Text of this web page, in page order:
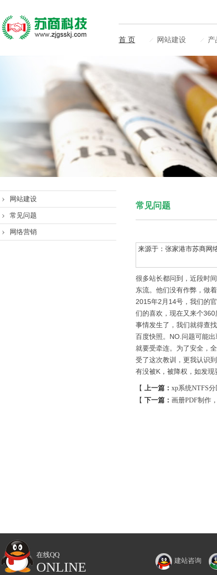
首 页 网站建设 产
网站建设
常见问题
网络营销
常见问题
来源于：张家港市苏商网
很多站长都问到，近段时
东流。他们没有作弊，做
2015年2月14号，我们的
们的喜欢，现在又来个360
事情发生了，我们就得查
百度快照。NO.问题可能
就要受牵连。为了安全，
受了这次教训，更我认识
有没被K，被降权，如发
【 上一篇： xp系统NTFS
【 下一篇： 画册PDF制作
在线QQ
ONLINE 建站咨询